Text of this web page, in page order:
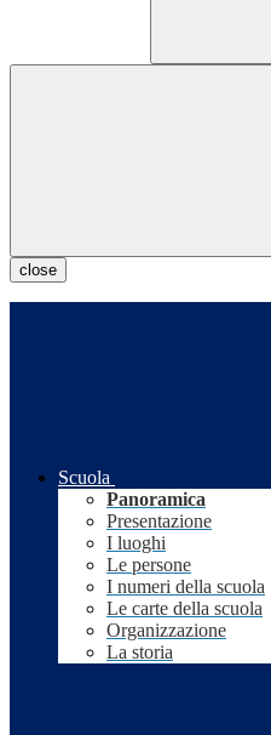
close
Scuola
Panoramica
Presentazione
I luoghi
Le persone
I numeri della scuola
Le carte della scuola
Organizzazione
La storia